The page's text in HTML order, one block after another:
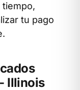
tiempo,
tu pago
Illinois